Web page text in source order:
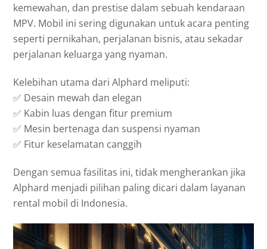
kemewahan, dan prestise dalam sebuah kendaraan
MPV. Mobil ini sering digunakan untuk acara penting
seperti pernikahan, perjalanan bisnis, atau sekadar
perjalanan keluarga yang nyaman.
Kelebihan utama dari Alphard meliputi:
✅ Desain mewah dan elegan
✅ Kabin luas dengan fitur premium
✅ Mesin bertenaga dan suspensi nyaman
✅ Fitur keselamatan canggih
Dengan semua fasilitas ini, tidak mengherankan jika
Alphard menjadi pilihan paling dicari dalam layanan
rental mobil di Indonesia.